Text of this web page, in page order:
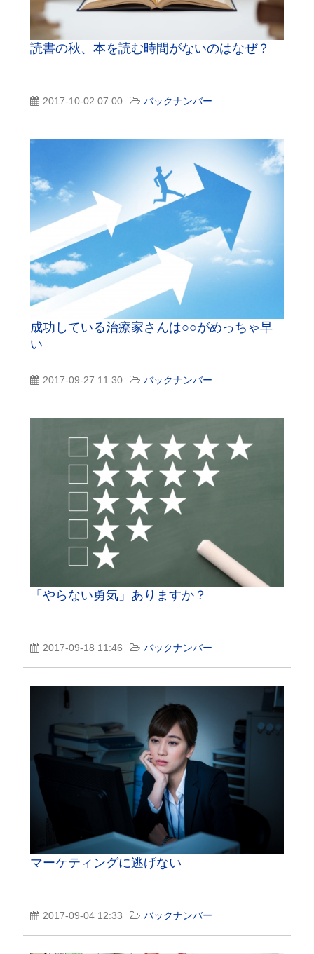
読書の秋、本を読む時間がないのはなぜ？
2017-10-02 07:00 バックナンバー
成功している治療家さんは○○がめっちゃ早
い
2017-09-27 11:30 バックナンバー
「やらない勇気」ありますか？
2017-09-18 11:46 バックナンバー
マーケティングに逃げない
2017-09-04 12:33 バックナンバー